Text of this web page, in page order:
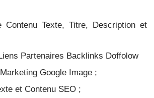
Contenu Texte, Titre, Description et
Partenaires Backlinks Doffolow
Google Image ;
et Contenu SEO ;